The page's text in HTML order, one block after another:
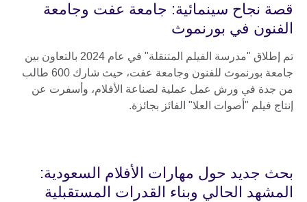
قصة نجاح سينمائية: جامعة عفت وجامعة
الفنون في بورنموث
تم إطلاق "مدرسة الفيلم المتنقلة" في عام 2024 بالتعاون بين
جامعة بورنموث للفنون وجامعة عفت، حيث شارك 600 طالب
من جدة في ورش عمل عملية لصناعة الأفلام، وأسفرت عن
إنتاج فيلم "أصوات العلا" الفائز بجائزة.
بحث جديد حول مهارات الأفلام السعودية:
المشهد الحالي وبناء القدرات المستقبلية